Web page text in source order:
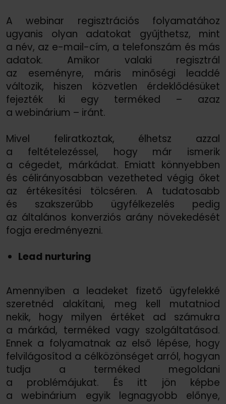
A webinar regisztrációs folyamatához
ugyanis olyan adatokat gyűjthetsz, mint
a név, az e-mail-cím, a telefonszám és más
adatok. Amikor valaki regisztrál
az eseményre, máris minőségi leaddé
változik, hiszen közvetlen érdeklődésüket
fejezték ki egy terméked – azaz
a webinárium – iránt.
Mivel feliratkoztak, élhetsz azzal
a feltételezéssel, hogy már ismerik
a cégedet, márkádat. Emiatt könnyebben
és célirányosabban vezetheted végig őket
az értékesítési tölcséren. A tudatosabb
és szakszerűbb ügyfélkezelés pedig
az általános konverziós arány növekedését
fogja eredményezni.
Lead nurturing
Amennyiben a leadeket fizető ügyfelekké
szeretnéd alakítani, meg kell mutatniod
nekik, hogy milyen értéket ad számukra
a márkád, terméked vagy szolgáltatásod.
Ennek a folyamatnak az első lépése, hogy
felvilágosítod a célközönséget arról, hogyan
tudja a terméked megoldani
a problémájukat. És itt jön képbe
a webinárium egyik legnagyobb előnye,